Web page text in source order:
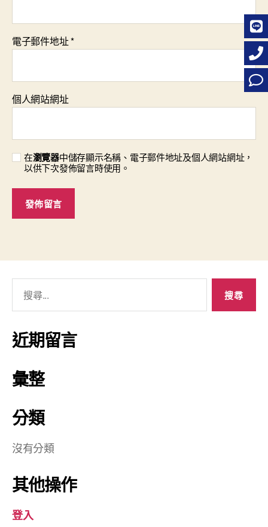
電子郵件地址*
個人網站網址
在瀏覽器中儲存顯示名稱、電子郵件地址及個人網站網址，
以供下次發佈留言時使用。
近期留言
彙整
分類
沒有分類
其他操作
登入